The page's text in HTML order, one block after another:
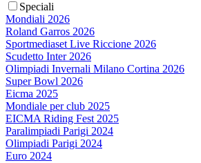
Speciali
Mondiali 2026
Roland Garros 2026
Sportmediaset Live Riccione 2026
Scudetto Inter 2026
Olimpiadi Invernali Milano Cortina 2026
Super Bowl 2026
Eicma 2025
Mondiale per club 2025
EICMA Riding Fest 2025
Paralimpiadi Parigi 2024
Olimpiadi Parigi 2024
Euro 2024